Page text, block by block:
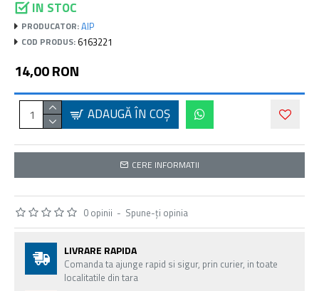
IN STOC
PRODUCATOR:AIP
COD PRODUS: 6163221
0 opinii - Spune-ţi opinia
14,00 RON
ADAUGĂ ÎN COŞ
CERE INFORMATII
LIVRARE RAPIDA
Comanda ta ajunge rapid si sigur, prin curier, in toate
localitatile din tara